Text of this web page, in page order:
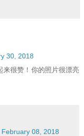
30, 2018
来很赞！你的照片很漂亮
08, 2018